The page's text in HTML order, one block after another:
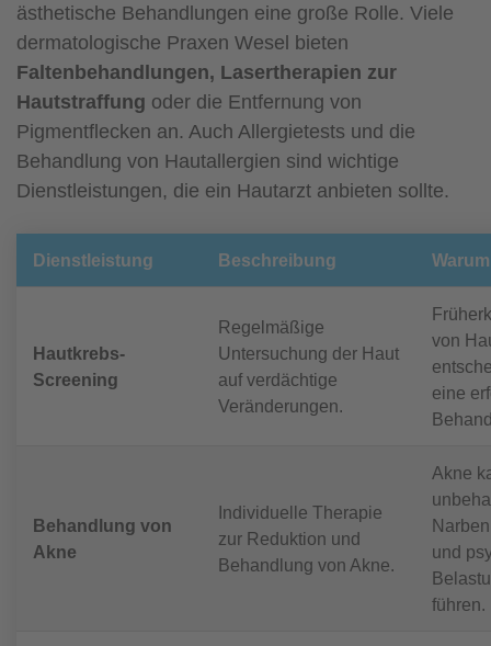
ästhetische Behandlungen eine große Rolle. Viele
dermatologische Praxen Wesel bieten
Faltenbehandlungen, Lasertherapien zur
Hautstraffung oder die Entfernung von
Pigmentflecken an. Auch Allergietests und die
Behandlung von Hautallergien sind wichtige
Dienstleistungen, die ein Hautarzt anbieten sollte.
Dienstleistung Beschreibung
Hautkrebs-
Screening
Regelmäßige
Untersuchung der Haut
auf verdächtige
Veränderungen.
von
eine
Behandlung von
Akne
Individuelle Therapie
zur Reduktion und
Behandlung von Akne.
Akne
und
führen.